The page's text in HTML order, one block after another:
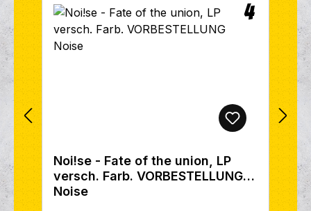
Noi!se - Fate of the union, LP
versch. Farb. VORBESTELLUNG
Noise